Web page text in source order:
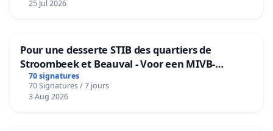
25 Jul 2026
Pour une desserte STIB des quartiers de
Stroombeek et Beauval - Voor een MIVB-
bediening van de wijken Strombeek en Het
Voor
70 signatures
70 Signatures / 7 jours
3 Aug 2026